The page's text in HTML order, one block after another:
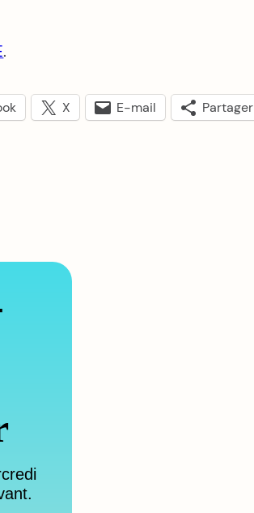
.
X E-mail Partager